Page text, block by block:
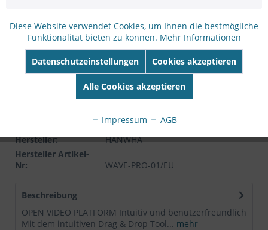
Sie brauchen eine größere
Menge oder
Projektunterstützung ?
Anfrageformular
Bewerten
SC12537612
Hersteller:
HANWHA
Hersteller Artikel-
Nr:
WAVE-PRO-01/EU
Beschreibung
OPEN VIDEO PLATFORM Intuitiv und benutzerfreundlich
Mit dem intuitiven Drag & Drop Tool... mehr
Diese Website verwendet Cookies, um Ihnen die bestmögliche
Funktionalität bieten zu können. Mehr Informationen
Datenschutzeinstellungen Cookies akzeptieren
Alle Cookies akzeptieren
Impressum AGB